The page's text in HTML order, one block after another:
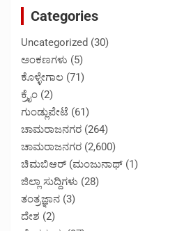
Categories
Uncategorized (30)
ಅಂಕಣಗಳು (5)
ಕೊಳ್ಳೇಗಾಲ (71)
ಕ್ರೈಂ (2)
ಗುಂಡ್ಲುಪೇಟೆ (61)
ಚಾಮರಾಜನಗರ (264)
ಚಾಮರಾಜನಗರ (2,600)
ಚಿಮಬಿಆರ್ (ಮಂಜುನಾಥ್ (1)
ಜಿಲ್ಲಾ ಸುದ್ದಿಗಳು (28)
ತಂತ್ರಜ್ಞಾನ (3)
ದೇಶ (2)